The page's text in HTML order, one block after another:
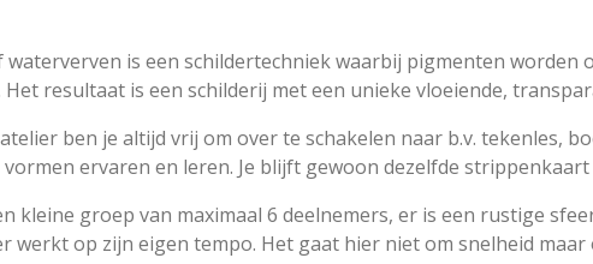
waterverven is een schildertechniek waarbij pigmenten
Het resultaat is een schilderij met een unieke vloeiende,
ben je altijd vrij om over te schakelen naar b.v. tekenles,
ervaren en leren. Je blijft gewoon dezelfde
kleine groep van maximaal 6 deelnemers, er is een rustige
werkt op zijn eigen tempo. Het gaat hier niet om snelheid